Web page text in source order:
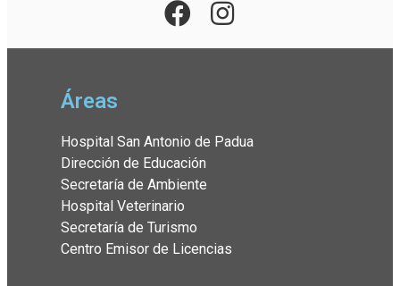
Áreas
Hospital San Antonio de Padua
Dirección de Educación
Secretaría de Ambiente
Hospital Veterinario
Secretaría de Turismo
Centro Emisor de Licencias